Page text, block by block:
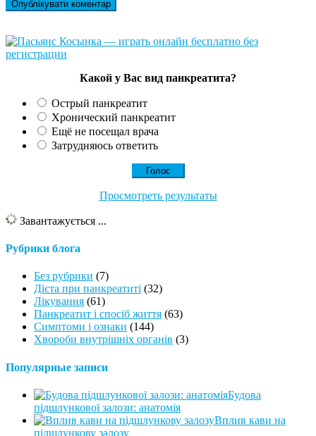
Какой у Вас вид панкреатита?
Острый панкреатит
Хронический панкреатит
Ещё не посещал врача
Затрудняюсь ответить
Просмотреть результаты
Завантажується ...
Рубрики блога
Без рубрики (7)
Дієта при панкреатиті (32)
Лікування (61)
Панкреатит і спосіб життя (63)
Симптоми і ознаки (144)
Хвороби внутрішніх органів (3)
Популярные записи
Будова
підшлункової залози: анатомія
Вплив кави на
підшлункову залозу